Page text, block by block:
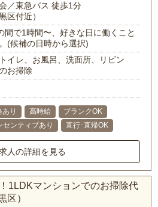
／東急バス 徒歩1分
区付近）
間で1時間〜、好きな日に働くこと
(候補の日時から選択)
イレ、お風呂、洗面所、リビン
お掃除
り 高時給
ブランクOK
センティブあり 直行･直帰OK
人の詳細を見る
1LDKマンションでのお掃除代
区）